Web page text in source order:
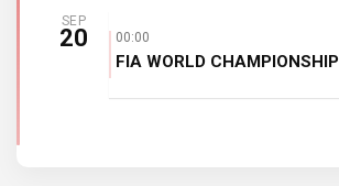
SEP
20 00:00
FIA WORLD CHAMPIONSHIP